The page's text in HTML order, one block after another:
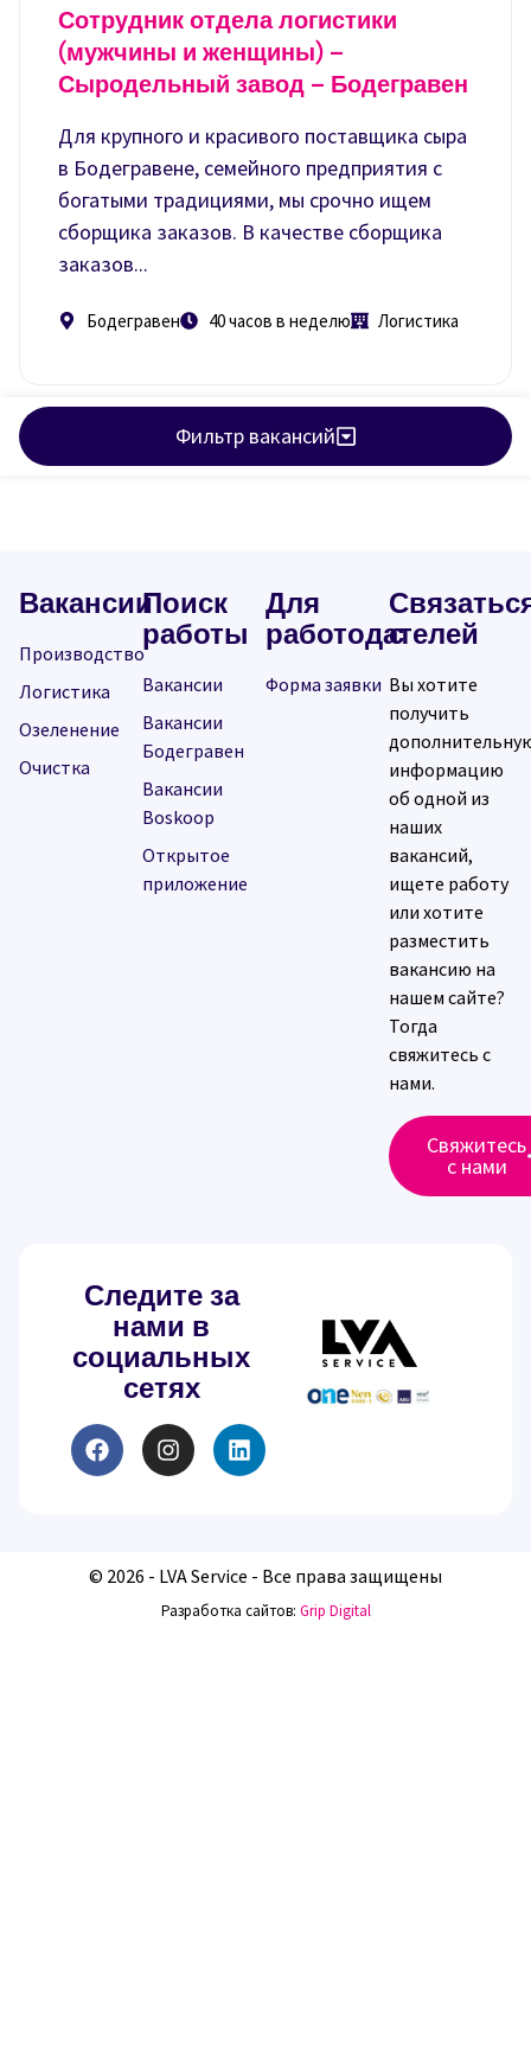
Сотрудник отдела логистики
(мужчины и женщины) –
Сыродельный завод – Бодегравен
Для крупного и красивого поставщика сыра
в Бодегравене, семейного предприятия с
богатыми традициями, мы срочно ищем
сборщика заказов. В качестве сборщика
заказов...
Бодегравен 40 часов в неделю Логистика
Фильтр вакансий
Вакансии
Производство
Логистика
Озеленение
Очистка
Поиск
работы
Вакансии
Вакансии
Бодегравен
Вакансии
Boskoop
Открытое
приложение
Для
работодателей
Форма заявки
с
Вы хотите
получить
информацию
об одной из
наших
вакансий,
ищете работу
или хотите
разместить
вакансию на
нашем сайте?
Тогда
свяжитесь с
нами.
Свяжитесь
с нами
Следите за
нами в
социальных
сетях
© 2026 - LVA Service - Все права защищены
Разработка сайтов: Grip Digital